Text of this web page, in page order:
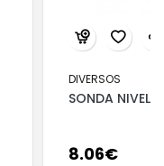
DIVERSOS
SONDA NIVEL
8.06€